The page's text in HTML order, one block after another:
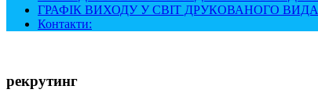
ГРАФІК ВИХОДУ У СВІТ ДРУКОВАНОГО
Контакти:
рекрутинг